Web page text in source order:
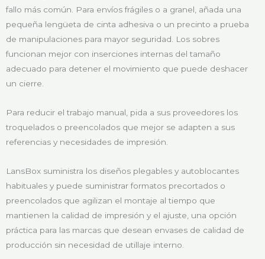
fallo más común. Para envíos frágiles o a granel, añada una
pequeña lengüeta de cinta adhesiva o un precinto a prueba
de manipulaciones para mayor seguridad. Los sobres
funcionan mejor con inserciones internas del tamaño
adecuado para detener el movimiento que puede deshacer
un cierre.
Para reducir el trabajo manual, pida a sus proveedores los
troquelados o preencolados que mejor se adapten a sus
referencias y necesidades de impresión.
LansBox suministra los diseños plegables y autoblocantes
habituales y puede suministrar formatos precortados o
preencolados que agilizan el montaje al tiempo que
mantienen la calidad de impresión y el ajuste, una opción
práctica para las marcas que desean envases de calidad de
producción sin necesidad de utillaje interno.